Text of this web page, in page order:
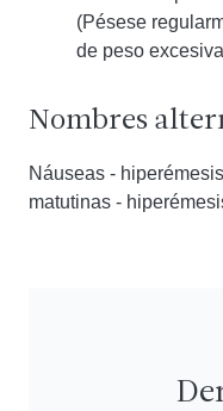
(Pésese
de peso
Nombres
Náuseas -
matutinas -